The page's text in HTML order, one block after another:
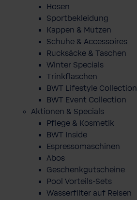
Hosen
Sportbekleidung
Kappen & Mützen
Schuhe & Accessoires
Rucksäcke & Taschen
Winter Specials
Trinkflaschen
BWT Lifestyle Collection
BWT Event Collection
Aktionen & Specials
Pflege & Kosmetik
BWT Inside
Espressomaschinen
Abos
Geschenkgutscheine
Pool Vorteils-Sets
Wasserfilter auf Reisen